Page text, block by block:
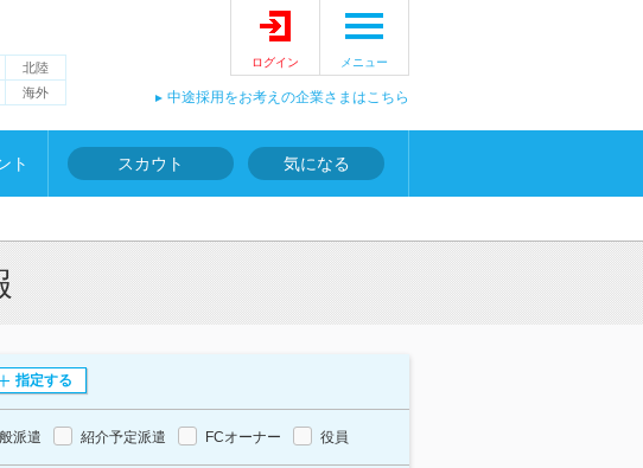
北陸
海外
ログイン メニュー
中途採用をお考えの企業さまはこちら
ト スカウト 気になる
指定する
派遣 紹介予定派遣 FCオーナー 役員